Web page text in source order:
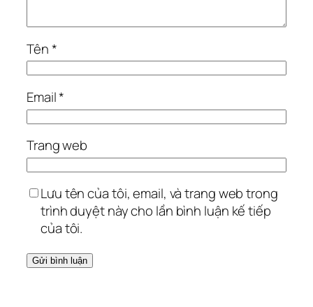
Tên*
Email*
Trang web
Lưu tên của tôi, email, và trang web trong
trình duyệt này cho lần bình luận kế tiếp
của tôi.